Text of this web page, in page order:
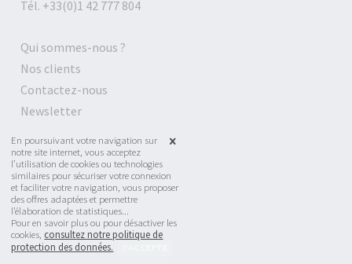
En poursuivant votre navigation sur
notre site internet, vous acceptez
l’utilisation de cookies ou technologies
similaires pour sécuriser votre connexion
et faciliter votre navigation, vous proposer
des offres adaptées et permettre
l’élaboration de statistiques...
Pour en savoir plus ou pour désactiver les
cookies, consultez notre politique de
protection des données.
Tél. +33(0)1 42 777 804
Qui sommes-nous ?
Nos clients
Contactez-nous
Newsletter
Mentions légales
Conditions générales de vente
Liens
Webmaster
Site :2exVia